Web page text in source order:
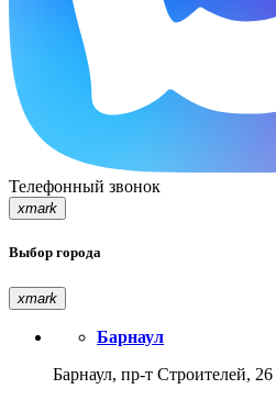
Телефонный звонок
xmark
Выбор города
xmark
Барнаул
Барнаул, пр-т Строителей, 26